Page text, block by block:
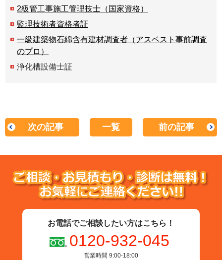
2級管工事施工管理技士（国家資格）
監理技術者資格者証
一級建築物石綿含有建材調査者（アスベスト事前調査
のプロ）
浄化槽設備士証
次の記事 一覧 前の記事
お電話でご相談したい方はこちら！
0120-932-045
営業時間 9:00-18:00